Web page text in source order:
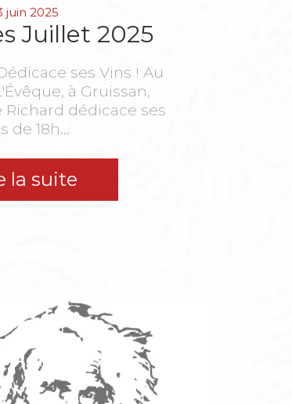
juin 2025
Juillet 2025
ses Vins ! Au
à Gruissan,
dédicace ses
de 18h...
la suite